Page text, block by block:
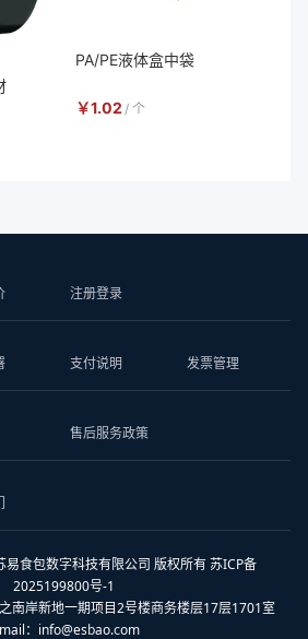
PA/PE液体盒中袋
￥1.02 / 个
注册登录
支付说明 发票管理
售后服务政策
食包数字科技有限公司 版权所有 苏ICP备
2025199800号-1
南岸新地一期项目2号楼商务楼层17层1701室
： info@esbao.com